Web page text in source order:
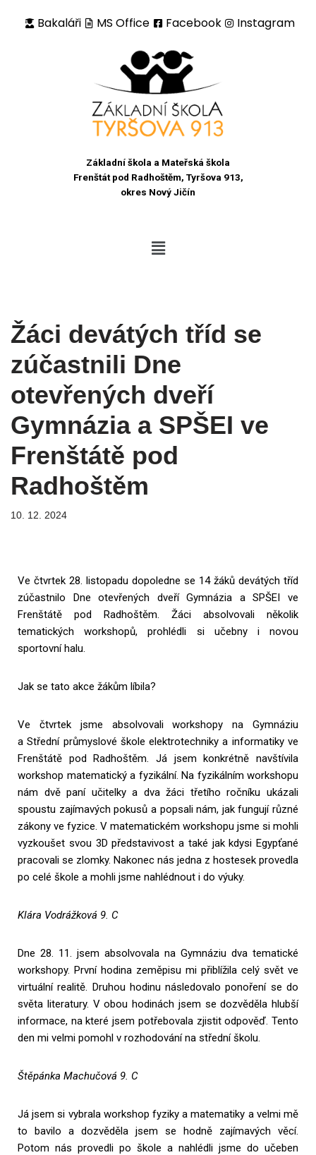
Bakaláři MS Office Facebook Instagram
Základní škola a Mateřská škola
Frenštát pod Radhoštěm, Tyršova 913,
okres Nový Jičín
Žáci devátých tříd se
zúčastnili Dne
otevřených dveří
Gymnázia a SPŠEI ve
Frenštátě pod
Radhoštěm
10. 12. 2024
Ve čtvrtek 28. listopadu dopoledne se 14 žáků devátých tříd
zúčastnilo Dne otevřených dveří Gymnázia a SPŠEI ve
Frenštátě pod Radhoštěm. Žáci absolvovali několik
tematických workshopů, prohlédli si učebny i novou
sportovní halu.
Jak se tato akce žákům líbila?
Ve čtvrtek jsme absolvovali workshopy na Gymnáziu
a Střední průmyslové škole elektrotechniky a informatiky ve
Frenštátě pod Radhoštěm. Já jsem konkrétně navštívila
workshop matematický a fyzikální. Na fyzikálním workshopu
nám dvě paní učitelky a dva žáci třetího ročníku ukázali
spoustu zajímavých pokusů a popsali nám, jak fungují různé
zákony ve fyzice. V matematickém workshopu jsme si mohli
vyzkoušet svou 3D představivost a také jak kdysi Egypťané
pracovali se zlomky. Nakonec nás jedna z hostesek provedla
po celé škole a mohli jsme nahlédnout i do výuky.
Klára Vodrážková 9. C
Dne 28. 11. jsem absolvovala na Gymnáziu dva tematické
workshopy. První hodina zeměpisu mi přiblížila celý svět ve
virtuální realitě. Druhou hodinu následovalo ponoření se do
světa literatury. V obou hodinách jsem se dozvěděla hlubší
informace, na které jsem potřebovala zjistit odpověď. Tento
den mi velmi pomohl v rozhodování na střední školu.
Štěpánka Machučová 9. C
Já jsem si vybrala workshop fyziky a matematiky a velmi mě
to bavilo a dozvěděla jsem se hodně zajímavých věcí.
Potom nás provedli po škole a nahlédli jsme do učeben